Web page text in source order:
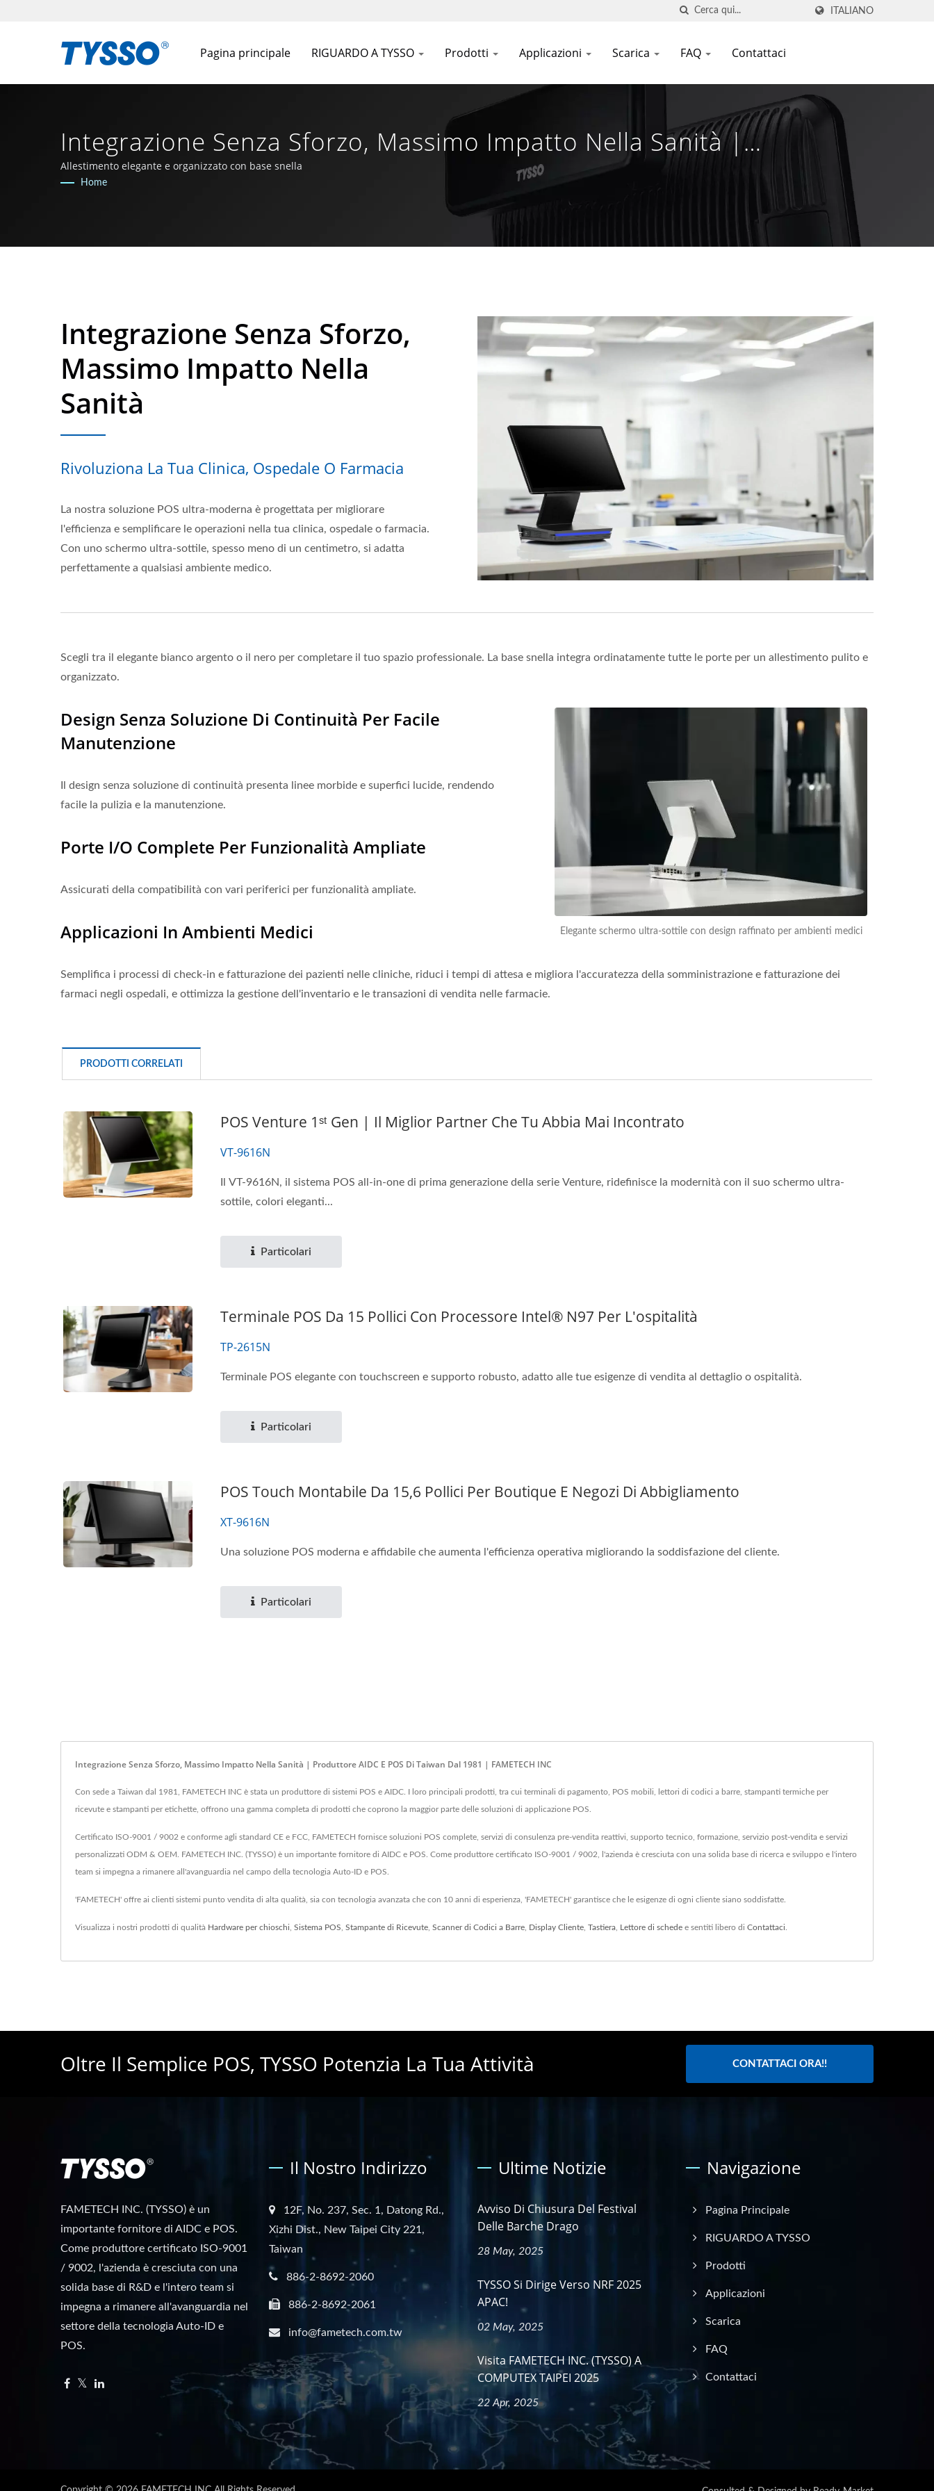
ITALIANO
Pagina principale RIGUARDO A TYSSO Prodotti Applicazioni Scarica FAQ Contattaci
Integrazione Senza Sforzo, Massimo Impatto Nella Sanità |
Produttore AIDC E POS Di Taiwan Dal 1981 | FAMETECH INC
Allestimento elegante e organizzato con base snella
Home
Integrazione Senza Sforzo,
Massimo Impatto Nella
Sanità
Rivoluziona La Tua Clinica, Ospedale O Farmacia
La nostra soluzione POS ultra-moderna è progettata per migliorare
l'efficienza e semplificare le operazioni nella tua clinica, ospedale o farmacia.
Con uno schermo ultra-sottile, spesso meno di un centimetro, si adatta
perfettamente a qualsiasi ambiente medico.
Scegli tra il elegante bianco argento o il nero per completare il tuo spazio professionale. La base snella integra ordinatamente tutte le porte per un allestimento pulito e
organizzato.
Elegante schermo ultra-sottile con design raffinato per ambienti medici
Design Senza Soluzione Di Continuità Per Facile
Manutenzione
Il design senza soluzione di continuità presenta linee morbide e superfici lucide, rendendo
facile la pulizia e la manutenzione.
Porte I/O Complete Per Funzionalità Ampliate
Assicurati della compatibilità con vari periferici per funzionalità ampliate.
Applicazioni In Ambienti Medici
Semplifica i processi di check-in e fatturazione dei pazienti nelle cliniche, riduci i tempi di attesa e migliora l'accuratezza della somministrazione e fatturazione dei
farmaci negli ospedali, e ottimizza la gestione dell'inventario e le transazioni di vendita nelle farmacie.
PRODOTTI CORRELATI
POS Venture 1ˢᵗ Gen | Il Miglior Partner Che Tu Abbia Mai Incontrato
VT-9616N
Il VT-9616N, il sistema POS all-in-one di prima generazione della serie Venture, ridefinisce la modernità con il suo schermo ultra-
sottile, colori eleganti...
Particolari
Terminale POS Da 15 Pollici Con Processore Intel® N97 Per L'ospitalità
TP-2615N
Terminale POS elegante con touchscreen e supporto robusto, adatto alle tue esigenze di vendita al dettaglio o ospitalità.
Particolari
POS Touch Montabile Da 15,6 Pollici Per Boutique E Negozi Di Abbigliamento
XT-9616N
Una soluzione POS moderna e affidabile che aumenta l'efficienza operativa migliorando la soddisfazione del cliente.
Particolari
Integrazione Senza Sforzo, Massimo Impatto Nella Sanità | Produttore AIDC E POS Di Taiwan Dal 1981 | FAMETECH INC
Con sede a Taiwan dal 1981, FAMETECH INC è stata un produttore di sistemi POS e AIDC. I loro principali prodotti, tra cui terminali di pagamento, POS mobili, lettori di codici a barre, stampanti termiche per
ricevute e stampanti per etichette, offrono una gamma completa di prodotti che coprono la maggior parte delle soluzioni di applicazione POS.
Certificato ISO-9001 / 9002 e conforme agli standard CE e FCC, FAMETECH fornisce soluzioni POS complete, servizi di consulenza pre-vendita reattivi, supporto tecnico, formazione, servizio post-vendita e servizi
personalizzati ODM & OEM. FAMETECH INC. (TYSSO) è un importante fornitore di AIDC e POS. Come produttore certificato ISO-9001 / 9002, l'azienda è cresciuta con una solida base di ricerca e sviluppo e l'intero
team si impegna a rimanere all'avanguardia nel campo della tecnologia Auto-ID e POS.
'FAMETECH' offre ai clienti sistemi punto vendita di alta qualità, sia con tecnologia avanzata che con 10 anni di esperienza, 'FAMETECH' garantisce che le esigenze di ogni cliente siano soddisfatte.
Visualizza i nostri prodotti di qualità Hardware per chioschi Sistema POS Stampante di Ricevute Scanner di Codici a Barre Display Cliente Tastiera Lettore di schede e sentiti libero di Contattaci
Oltre Il Semplice POS, TYSSO Potenzia La Tua Attività CONTATTACI ORA!!
FAMETECH INC. (TYSSO) è un
importante fornitore di AIDC e POS.
Come produttore certificato ISO-9001
/ 9002, l'azienda è cresciuta con una
solida base di R&D e l'intero team si
impegna a rimanere all'avanguardia nel
settore della tecnologia Auto-ID e
POS.
Il Nostro Indirizzo
12F, No. 237, Sec. 1, Datong Rd.,
Xizhi Dist., New Taipei City 221,
Taiwan
886-2-8692-2060
886-2-8692-2061
info@fametech.com.tw
Ultime Notizie
Avviso Di Chiusura Del Festival
Delle Barche Drago
28 May, 2025
TYSSO Si Dirige Verso NRF 2025
APAC!
02 May, 2025
Visita FAMETECH INC. (TYSSO) A
COMPUTEX TAIPEI 2025
22 Apr, 2025
Navigazione
Pagina Principale
RIGUARDO A TYSSO
Prodotti
Applicazioni
Scarica
FAQ
Contattaci